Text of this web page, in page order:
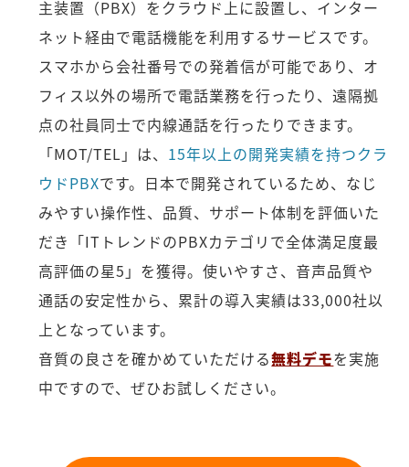
主装置（PBX）をクラウド上に設置し、インター
ネット経由で電話機能を利用するサービスです。
スマホから会社番号での発着信が可能であり、オ
フィス以外の場所で電話業務を行ったり、遠隔拠
点の社員同士で内線通話を行ったりできます。
「MOT/TEL」は、 15年以上の開発実績を持つクラ
ウドPBXです。日本で開発されているため、なじ
みやすい操作性、品質、サポート体制を評価いた
だき「ITトレンドのPBXカテゴリで全体満足度最
高評価の星5」を獲得。使いやすさ、音声品質や
通話の安定性から、累計の導入実績は33,000社以
上となっています。
音質の良さを確かめていただける無料デモを実施
中ですので、ぜひお試しください。